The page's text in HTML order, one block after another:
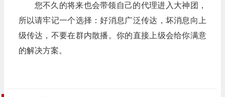
您不久的将来也会带领自己的代理进入大神团，
所以请牢记一个选择：好消息广泛传达，坏消息向上
级传达，不要在群内散播。你的直接上级会给你满意
的解决方案。